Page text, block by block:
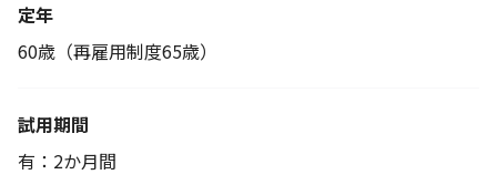
定年
60歳（再雇用制度65歳）
試用期間
有：2か月間